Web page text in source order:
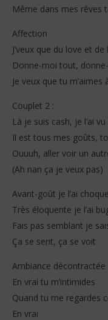
Même dans mes rêves
Affection
J’veux que du love et de
Donne-moi tout,
Je veux que tu
Couplet 2 :
Là je suis cash, je l’ai
Il est tous mes goûts,
Ouuuh, aller voir un
(Ah nan ça je veux pas)
Avant-goût je l’ai
Très éloquente je l’ai
Fais pas semblant je
Ça se sent, ça se voit
Ambiance décontractée
En vrai tu m’intimides
Quand tu me regardes
En vrai